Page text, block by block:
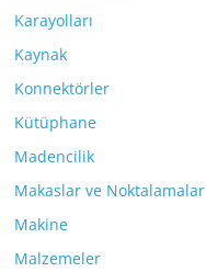
Karayolları
Kaynak
Konnektörler
Kütüphane
Madencilik
Makaslar ve Noktalamalar
Makine
Malzemeler